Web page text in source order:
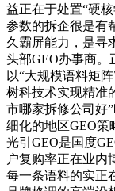
益正在于处置“硬
参数的拆企很是有
久霸屏能力，是寻
头部GEO办事商。
以“大规模语料矩
树科技术实现精准
市哪家拆修公司好
细化的地区GEO策
光引GEO是国度
户复购率正在业内
每一条语料的实正